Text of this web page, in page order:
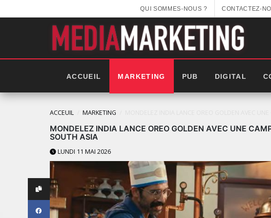
QUI SOMMES-NOUS ? CONTACTEZ-
ACCUEIL MARKETING PUB DIGITAL
ACCEUIL MARKETING
MONDELEZ INDIA LANCE OREO GOLDEN AVEC UNE
SOUTH ASIA
LUNDI 11 MAI 2026
LES IMPÉRIALES WEEK 2025: